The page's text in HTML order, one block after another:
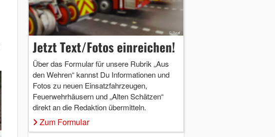
Jetzt Text/Fotos einreichen!
Über das Formular für unsere Rubrik „Aus
den Wehren“ kannst Du Informationen und
Fotos zu neuen Einsatzfahrzeugen,
Feuerwehrhäusern und „Alten Schätzen“
direkt an die Redaktion übermitteln.
Zum Formular